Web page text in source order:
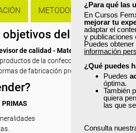
¿Para qué las
En Cursos
mejorar tu
adaptar el
y publicaciones
Puedes
información
¿Qué puedes
Puedes
óptima.
También
quiera
las que
Consulta
METODOLOGÍA
objetivos del curso?
de calidad - Materias primas y
de la confección, interpretar los
de fabricación preestablecidas.
PRIMAS